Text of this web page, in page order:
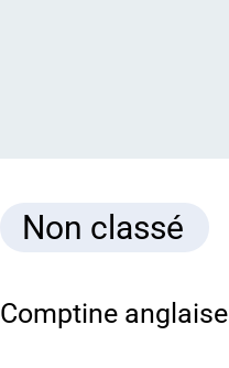
Non classé
Comptine anglaise